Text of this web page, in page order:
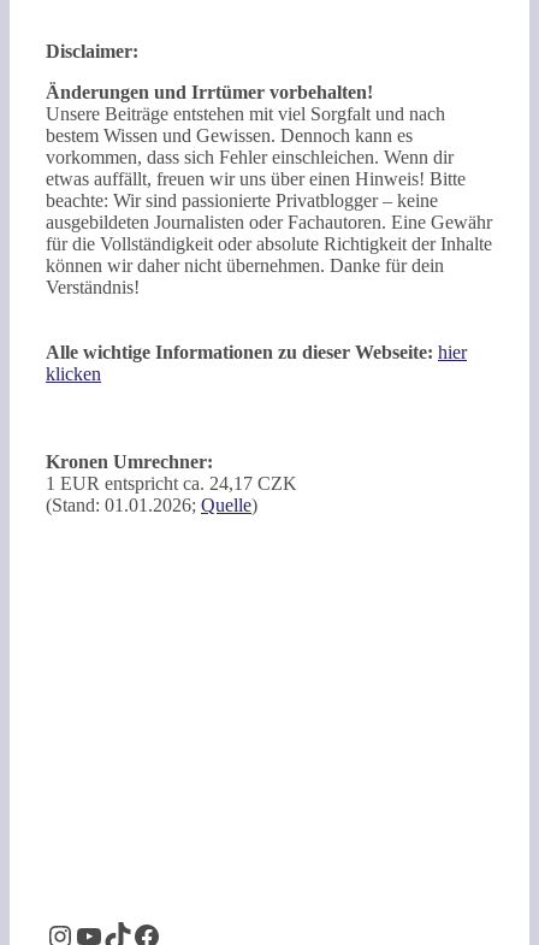
Disclaimer:
Änderungen und Irrtümer vorbehalten!
Unsere Beiträge entstehen mit viel Sorgfalt und nach
bestem Wissen und Gewissen. Dennoch kann es
vorkommen, dass sich Fehler einschleichen. Wenn dir
etwas auffällt, freuen wir uns über einen Hinweis! Bitte
beachte: Wir sind passionierte Privatblogger – keine
ausgebildeten Journalisten oder Fachautoren. Eine Gewähr
für die Vollständigkeit oder absolute Richtigkeit der Inhalte
können wir daher nicht übernehmen. Danke für dein
Verständnis!
Alle wichtige Informationen zu dieser Webseite: hier
klicken
Kronen Umrechner:
1 EUR entspricht ca. 24,17 CZK
(Stand: 01.01.2026; Quelle)
Instagram
YouTube
TikTok
Facebook